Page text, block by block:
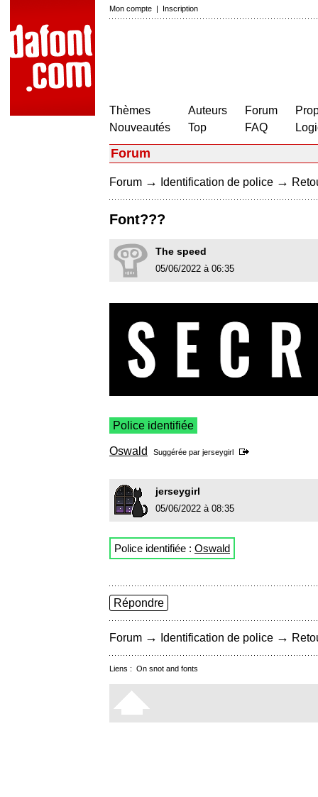
Mon compte | Inscription
Thèmes
Nouveautés
Auteurs
Top
Forum
FAQ
Forum
Forum → Identification de police →
Font???
The speed
05/06/2022 à 06:35
Police identifiée
Oswald Suggérée par jerseygirl
jerseygirl
05/06/2022 à 08:35
Police identifiée : Oswald
Répondre
Forum → Identification de police →
Liens : On snot and fonts